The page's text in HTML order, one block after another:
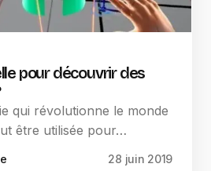
pour découvrir des
qui révolutionne le monde
être utilisée pour…
28 juin 2019